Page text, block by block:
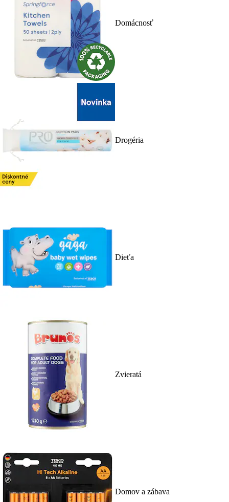
Domácnosť
Drogéria
Dieťa
Zvieratá
Domov a zábava